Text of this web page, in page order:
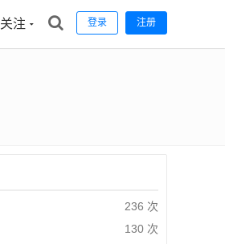
登录 注册
关注
236 次
130 次